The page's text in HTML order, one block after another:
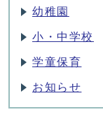
幼稚園
小・中学校
学童保育
お知らせ